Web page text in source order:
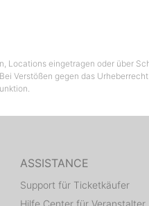
Locations eingetragen oder über
Verstößen gegen das
ASSISTANCE
Support für Ticketkäufer
Hilfe Center für Veranstalter